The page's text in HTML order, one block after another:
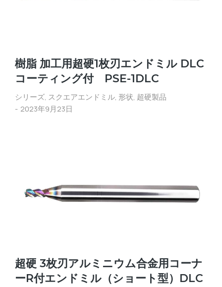
樹脂 加工用超硬1枚刃エンドミル DLC
コーティング付 PSE-1DLC
シリーズ, スクエアエンドミル, 形状, 超硬製品
2023年9月23日
超硬 3枚刃アルミニウム合金用コーナ
ーR付エンドミル（ショート型）DLC